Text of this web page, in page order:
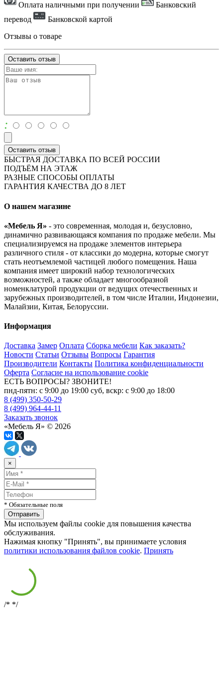
Оплата наличными при получении
Банковский
перевод
Банковской картой
Отзывы о товаре
Оставить отзыв
:
Оставить отзыв
БЫСТРАЯ ДОСТАВКА ПО ВСЕЙ РОССИИ
ПОДЪЁМ НА ЭТАЖ
РАЗНЫЕ СПОСОБЫ ОПЛАТЫ
ГАРАНТИЯ КАЧЕСТВА ДО 8 ЛЕТ
О нашем магазине
«Мебель Я» - это современная, молодая и, безусловно,
динамично развивающаяся компания по продаже мебели. Мы
специализируемся на продаже элементов интерьера
различного стиля - от классики до модерна, которые смогут
стать неотъемлемой частицей любого помещения. Наша
компания имеет широкий набор технологических
возможностей, а также обладает многообразной
номенклатурой продукции от ведущих отечественных и
зарубежных производителей, в том числе Италии, Индонезии,
Малайзии, Китая, Белоруссии.
Информация
Доставка Замер Оплата Сборка мебели Как заказать?
Новости Статьи Отзывы Вопросы Гарантия
Производители Контакты Политика конфиденциальности
Оферта Согласие на использование cookie
ЕСТЬ ВОПРОСЫ? ЗВОНИТЕ!
пнд-пятн: с 9:00 до 19:00 суб, вскр: с 9:00 до 18:00
8 (499) 350-50-29
8 (499) 964-44-11
Заказать звонок
«Мебель Я» © 2026
×
* Обязательные поля
Мы используем файлы cookie для повышения качества
обслуживания.
Нажимая кнопку "Принять", вы принимаете условия
политики использования файлов cookie. Принять
/* */